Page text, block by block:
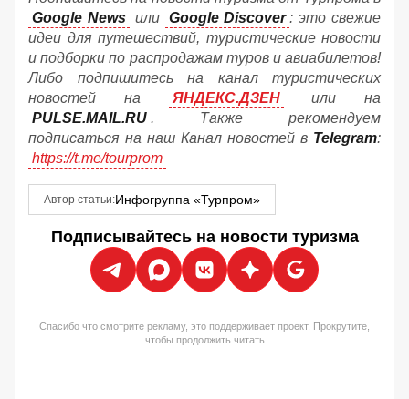
Google News или Google Discover : это свежие
идеи для путешествий, туристические новости
и подборки по распродажам туров и авиабилетов!
Либо подпишитесь на канал туристических
новостей на
ЯНДЕКС.ДЗЕН
или на
PULSE.MAIL.RU . Также рекомендуем
подписаться на наш Канал новостей в Telegram:
https://t.me/tourprom
Автор статьи:Инфогруппа «Турпром»
Подписывайтесь на новости туризма
Спасибо что смотрите рекламу, это поддерживает проект. Прокрутите,
чтобы продолжить читать